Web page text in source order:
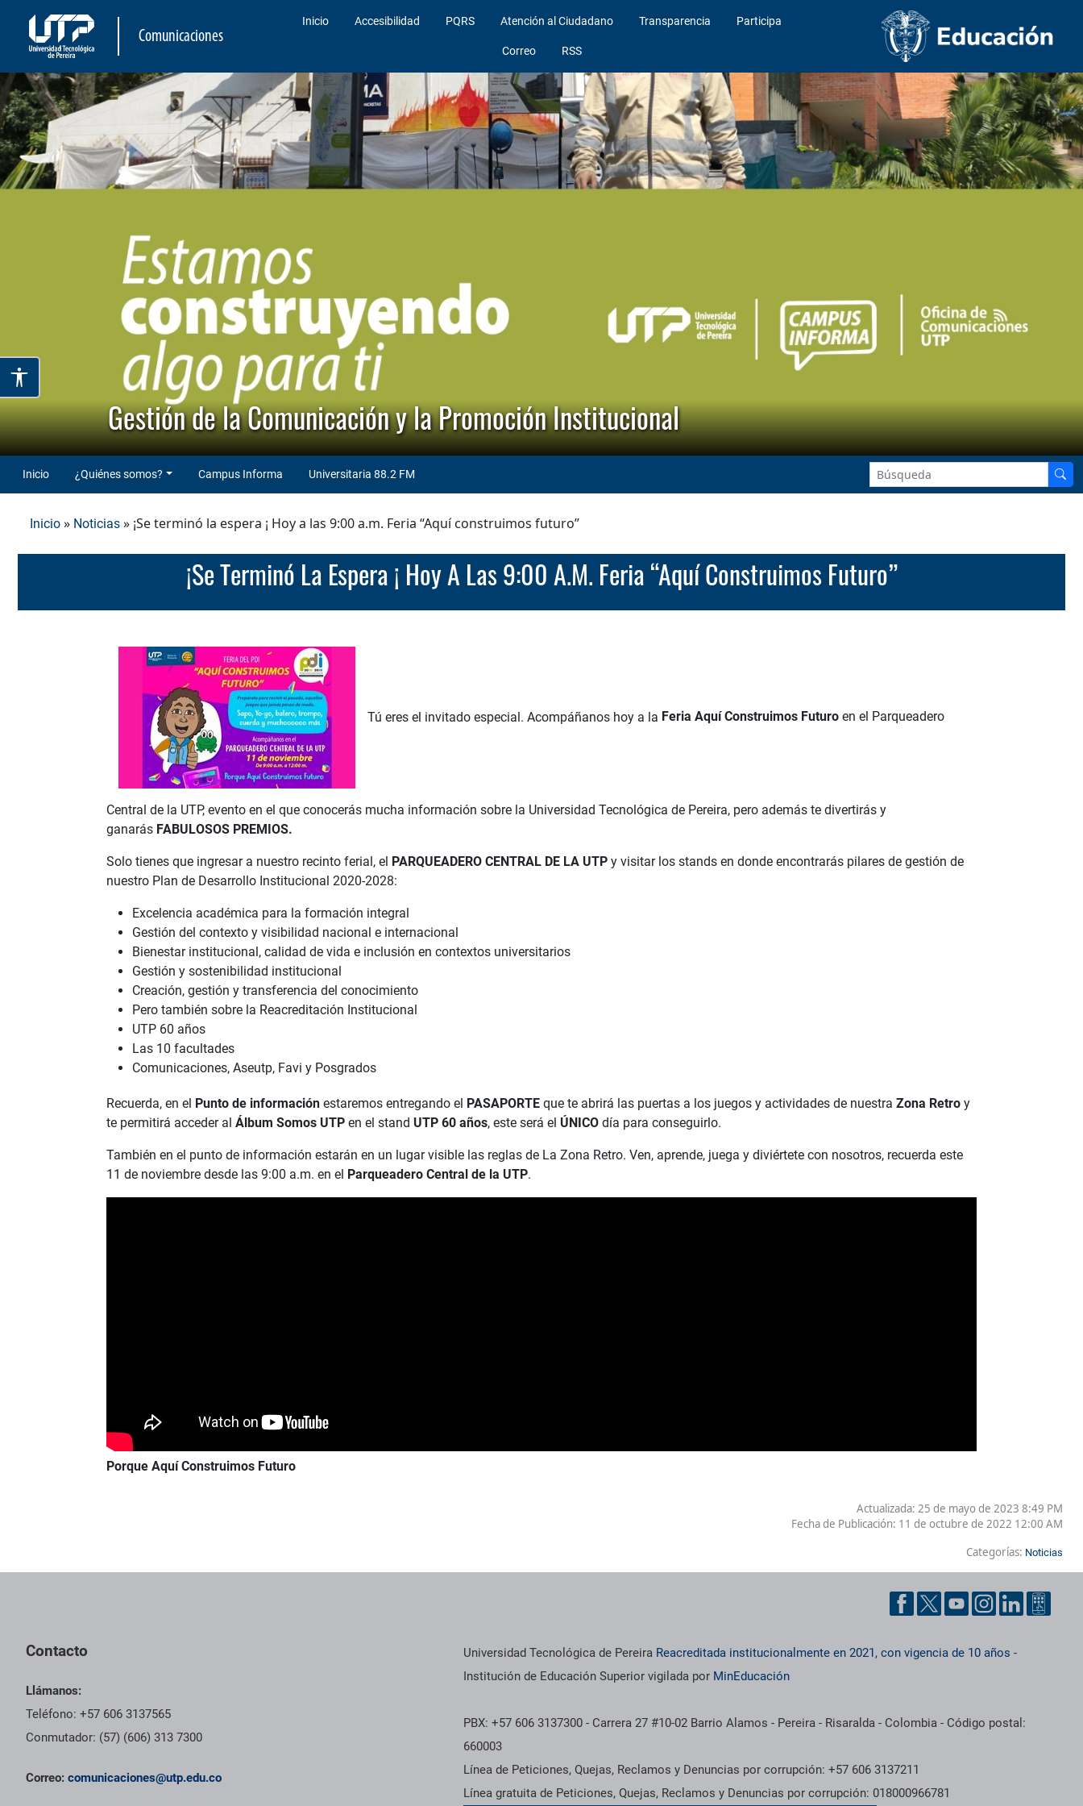
Comunicaciones
Inicio Accesibilidad PQRS Atención al Ciudadano Transparencia Participa
Correo RSS
Gestión de la Comunicación y la Promoción Institucional
Inicio ¿Quiénes somos? Campus Informa Universitaria 88.2 FM
Inicio » Noticias » ¡Se terminó la espera ¡ Hoy a las 9:00 a.m. Feria “Aquí construimos futuro”
¡Se Terminó La Espera ¡ Hoy A Las 9:00 A.m. Feria “Aquí Construimos Futuro”
Tú eres el invitado especial. Acompáñanos hoy a la Feria Aquí Construimos Futuro en el Parqueadero
Central de la UTP, evento en el que conocerás mucha información sobre la Universidad Tecnológica de Pereira, pero además te divertirás y
ganarás FABULOSOS PREMIOS.
Solo tienes que ingresar a nuestro recinto ferial, el PARQUEADERO CENTRAL DE LA UTP y visitar los stands en donde encontrarás pilares de gestión de
nuestro Plan de Desarrollo Institucional 2020-2028:
Excelencia académica para la formación integral
Gestión del contexto y visibilidad nacional e internacional
Bienestar institucional, calidad de vida e inclusión en contextos universitarios
Gestión y sostenibilidad institucional
Creación, gestión y transferencia del conocimiento
Pero también sobre la Reacreditación Institucional
UTP 60 años
Las 10 facultades
Comunicaciones, Aseutp, Favi y Posgrados
Recuerda, en el Punto de información estaremos entregando el PASAPORTE que te abrirá las puertas a los juegos y actividades de nuestra Zona Retro y
te permitirá acceder al Álbum Somos UTP en el stand UTP 60 años, este será el ÚNICO día para conseguirlo.
También en el punto de información estarán en un lugar visible las reglas de La Zona Retro. Ven, aprende, juega y diviértete con nosotros, recuerda este
11 de noviembre desde las 9:00 a.m. en el Parqueadero Central de la UTP.
Porque Aquí Construimos Futuro
Actualizada: 25 de mayo de 2023 8:49 PM
Fecha de Publicación: 11 de octubre de 2022 12:00 AM
Categorías: Noticias
Contacto
Llámanos:
Teléfono: +57 606 3137565
Conmutador: (57) (606) 313 7300
Correo: comunicaciones@utp.edu.co
Universidad Tecnológica de Pereira Reacreditada institucionalmente en 2021, con vigencia de 10 años -
Institución de Educación Superior vigilada por MinEducación
PBX: +57 606 3137300 - Carrera 27 #10-02 Barrio Alamos - Pereira - Risaralda - Colombia - Código postal:
660003
Línea de Peticiones, Quejas, Reclamos y Denuncias por corrupción: +57 606 3137211
Línea gratuita de Peticiones, Quejas, Reclamos y Denuncias por corrupción: 018000966781